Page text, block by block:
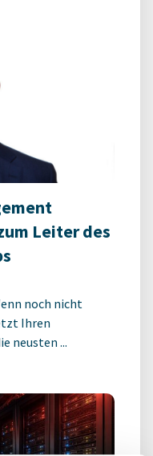
Leiter des
noch nicht
Ihren
neusten ...